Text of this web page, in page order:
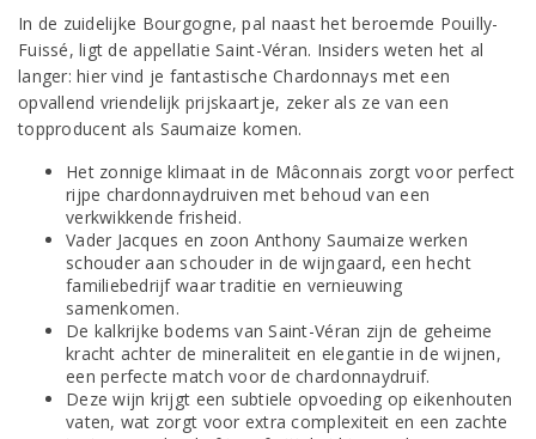
In de zuidelijke Bourgogne, pal naast het beroemde Pouilly-
Fuissé, ligt de appellatie Saint-Véran. Insiders weten het al
langer: hier vind je fantastische Chardonnays met een
opvallend vriendelijk prijskaartje, zeker als ze van een
topproducent als Saumaize komen.
Het zonnige klimaat in de Mâconnais zorgt voor perfect
rijpe chardonnaydruiven met behoud van een
verkwikkende frisheid.
Vader Jacques en zoon Anthony Saumaize werken
schouder aan schouder in de wijngaard, een hecht
familiebedrijf waar traditie en vernieuwing
samenkomen.
De kalkrijke bodems van Saint-Véran zijn de geheime
kracht achter de mineraliteit en elegantie in de wijnen,
een perfecte match voor de chardonnaydruif.
Deze wijn krijgt een subtiele opvoeding op eikenhouten
vaten, wat zorgt voor extra complexiteit en een zachte